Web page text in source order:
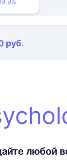
руб.
любой